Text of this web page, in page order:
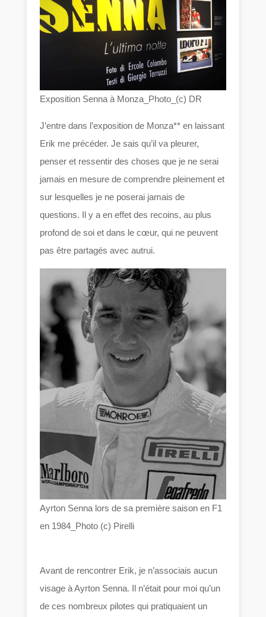
Exposition Senna à Monza_Photo_(c) DR
J’entre dans l’exposition de Monza** en laissant
Erik me précéder. Je sais qu’il va pleurer,
penser et ressentir des choses que je ne serai
jamais en mesure de comprendre pleinement et
sur lesquelles je ne poserai jamais de
questions. Il y a en effet des recoins, au plus
profond de soi et dans le cœur, qui ne peuvent
pas être partagés avec autrui.
Ayrton Senna lors de sa première saison en F1
en 1984_Photo (c) Pirelli
Avant de rencontrer Erik, je n’associais aucun
visage à Ayrton Senna. Il n’était pour moi qu’un
de ces nombreux pilotes qui pratiquaient un